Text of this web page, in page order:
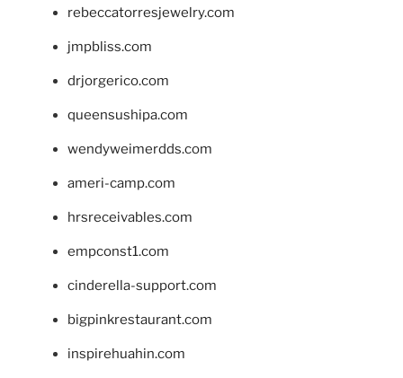
rebeccatorresjewelry.com
jmpbliss.com
drjorgerico.com
queensushipa.com
wendyweimerdds.com
ameri-camp.com
hrsreceivables.com
empconst1.com
cinderella-support.com
bigpinkrestaurant.com
inspirehuahin.com